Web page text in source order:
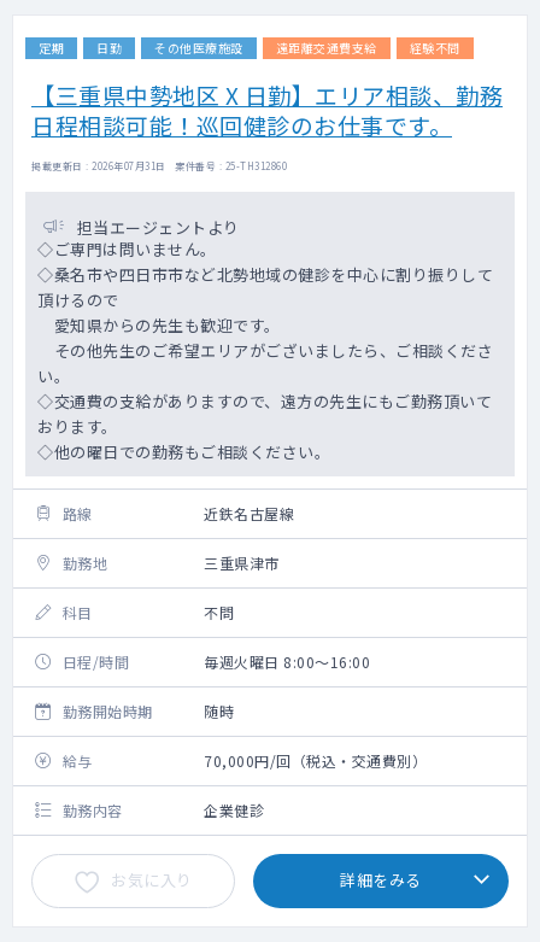
定期 日勤 その他医療施設 遠距離交通費支給 経験不問
【三重県中勢地区 X 日勤】エリア相談、勤務
日程相談可能！巡回健診のお仕事です。
掲載更新日 : 2026年07月31日 案件番号 : 25-TH312860
担当エージェントより
◇ご専門は問いません。
◇桑名市や四日市市など北勢地域の健診を中心に割り振りして
頂けるので
愛知県からの先生も歓迎です。
その他先生のご希望エリアがございましたら、ご相談くださ
い。
◇交通費の支給がありますので、遠方の先生にもご勤務頂いて
おります。
◇他の曜日での勤務もご相談ください。
路線 近鉄名古屋線
勤務地 三重県津市
科目 不問
日程/時間 毎週火曜日 8:00～16:00
勤務開始時期 随時
給与 70,000円/回（税込・交通費別）
勤務内容 企業健診
お気に入り 詳細をみる